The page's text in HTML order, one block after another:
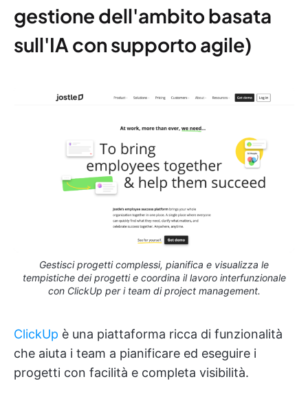
gestione dell'ambito basata
sull'IA con supporto agile)
Gestisci progetti complessi, pianifica e visualizza le
tempistiche dei progetti e coordina il lavoro interfunzionale
con ClickUp per i team di project management.
ClickUp è una piattaforma ricca di funzionalità
che aiuta i team a pianificare ed eseguire i
progetti con facilità e completa visibilità.